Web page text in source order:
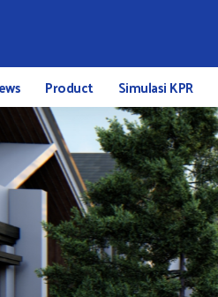
Product Simulasi KPR